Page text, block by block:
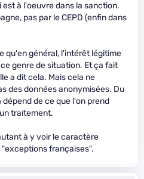
à l'oeuvre dans la sanction.
pas par le CEPD (enfin dans
qu'en général, l'intérêt légitime
genre de situation. Et ça fait
a dit cela. Mais cela ne
des données anonymisées. Du
de ce que l'on prend
traitement.
à y voir le caractère
françaises".